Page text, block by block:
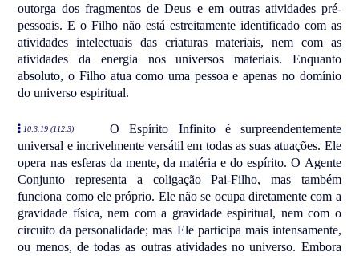
outorga dos fragmentos de Deus e em outras atividades pré-
pessoais. E o Filho não está estreitamente identificado com as
atividades intelectuais das criaturas materiais, nem com as
atividades da energia nos universos materiais. Enquanto
absoluto, o Filho atua como uma pessoa e apenas no domínio
do universo espiritual.
10:3.19 (112.3)
O Espírito Infinito é surpreendentemente
universal e incrivelmente versátil em todas as suas atuações. Ele
opera nas esferas da mente, da matéria e do espírito. O Agente
Conjunto representa a coligação Pai-Filho, mas também
funciona como ele próprio. Ele não se ocupa diretamente com a
gravidade física, nem com a gravidade espiritual, nem com o
circuito da personalidade; mas Ele participa mais intensamente,
ou menos, de todas as outras atividades no universo. Embora